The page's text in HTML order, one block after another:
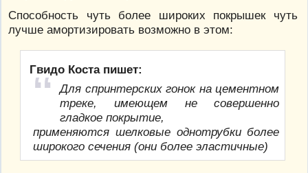
Способность чуть более широких покрышек чуть
лучше амортизировать возможно в этом:
Гвидо Коста пишет:
Для спринтерских гонок на цементном
треке, имеющем не совершенно
гладкое покрытие,
применяются шелковые однотрубки более
широкого сечения (они более эластичные)